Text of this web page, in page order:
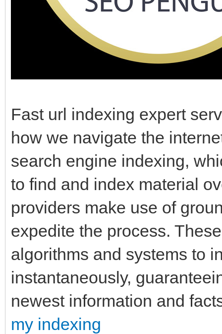
Fast url indexing expert
how we navigate the
search engine indexing,
to find and index material
providers make use of
expedite the process.
algorithms and systems to
instantaneously,
newest information and
my indexing